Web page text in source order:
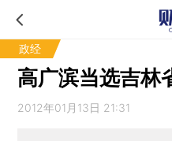
政经
高广滨当选吉林
2012年01月13日 21:31